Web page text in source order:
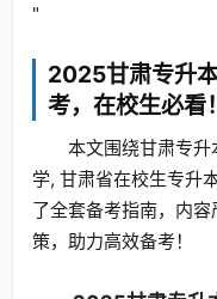
"
2025甘肃专升
考，在校生必看！
本文围绕甘肃专
学, 甘肃省在校生专升
了全套备考指南，内
策，助力高效备考！